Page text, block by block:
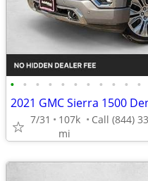
• • • • • • • • • • •
7/31
107k
mi